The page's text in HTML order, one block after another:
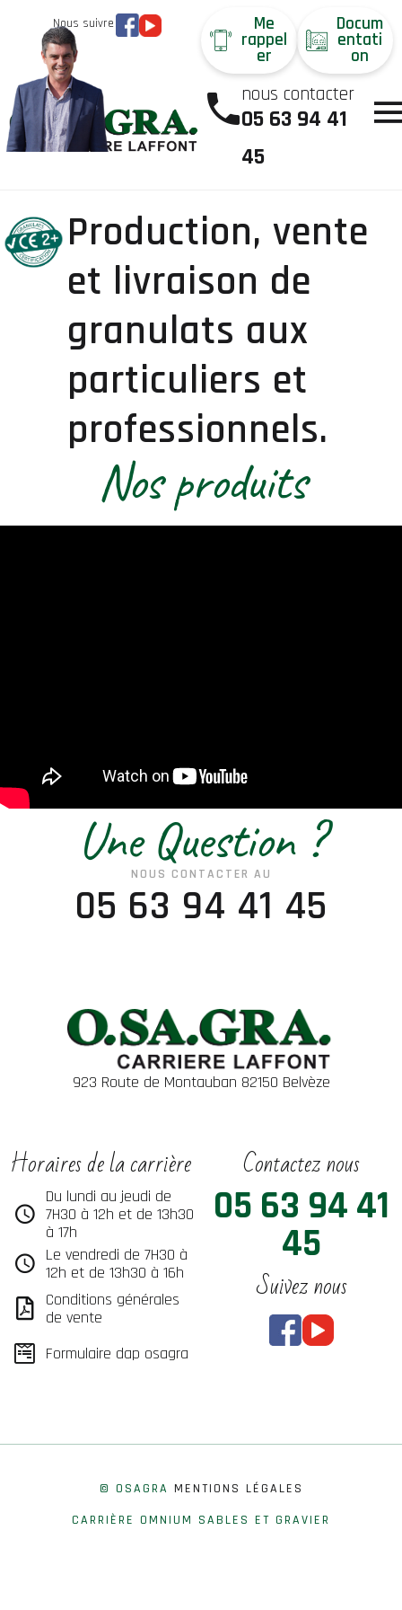
Nous suivre Me
rappel
er
Docum
entati
on
nous contacter
05 63 94 41
45
Production, vente
et livraison de
granulats aux
particuliers et
professionnels.
Nos produits
Une Question ?
NOUS CONTACTER AU
05 63 94 41 45
923 Route de Montauban 82150 Belvèze
Horaires de la carrière
Du lundi au jeudi de
7H30 à 12h et de 13h30
à 17h
Le vendredi de 7H30 à
12h et de 13h30 à 16h
Conditions générales
de vente
Formulaire dap osagra
Contactez nous
05 63 94 41
45
Suivez nous
© OSAGRA MENTIONS LÉGALES
CARRIÈRE OMNIUM SABLES ET GRAVIER